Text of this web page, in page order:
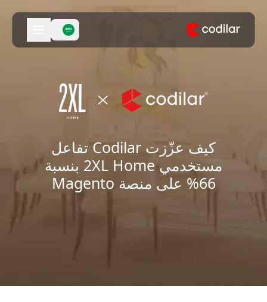
كيف عزّزت Codilar تفاعل
مستخدمي 2XL Home بنسبة
66% على منصة Magento